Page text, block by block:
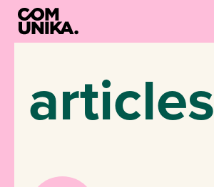
articles